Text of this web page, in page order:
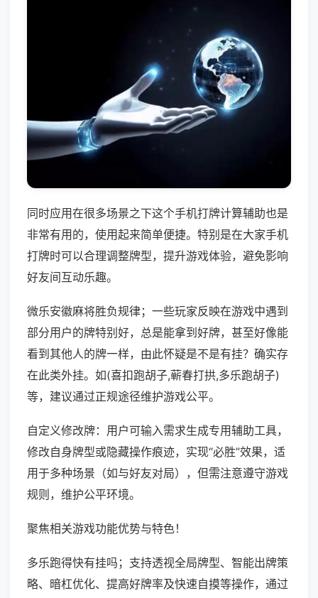
同时应用在很多场景之下这个手机打牌计算辅助也是
非常有用的，使用起来简单便捷。特别是在大家手机
打牌时可以合理调整牌型，提升游戏体验，避免影响
好友间互动乐趣。
微乐安徽麻将胜负规律；一些玩家反映在游戏中遇到
部分用户的牌特别好，总是能拿到好牌，甚至好像能
看到其他人的牌一样，由此怀疑是不是有挂？确实存
在此类外挂。如(喜扣跑胡子,蕲春打拱,多乐跑胡子)
等，建议通过正规途径维护游戏公平。
自定义修改牌：用户可输入需求生成专用辅助工具，
修改自身牌型或隐藏操作痕迹，实现“必胜”效果，适
用于多种场景（如与好友对局），但需注意遵守游戏
规则，维护公平环境。
聚焦相关游戏功能优势与特色！
多乐跑得快有挂吗；支持透视全局牌型、智能出牌策
略、暗杠优化、提高好牌率及快速自摸等操作，通过